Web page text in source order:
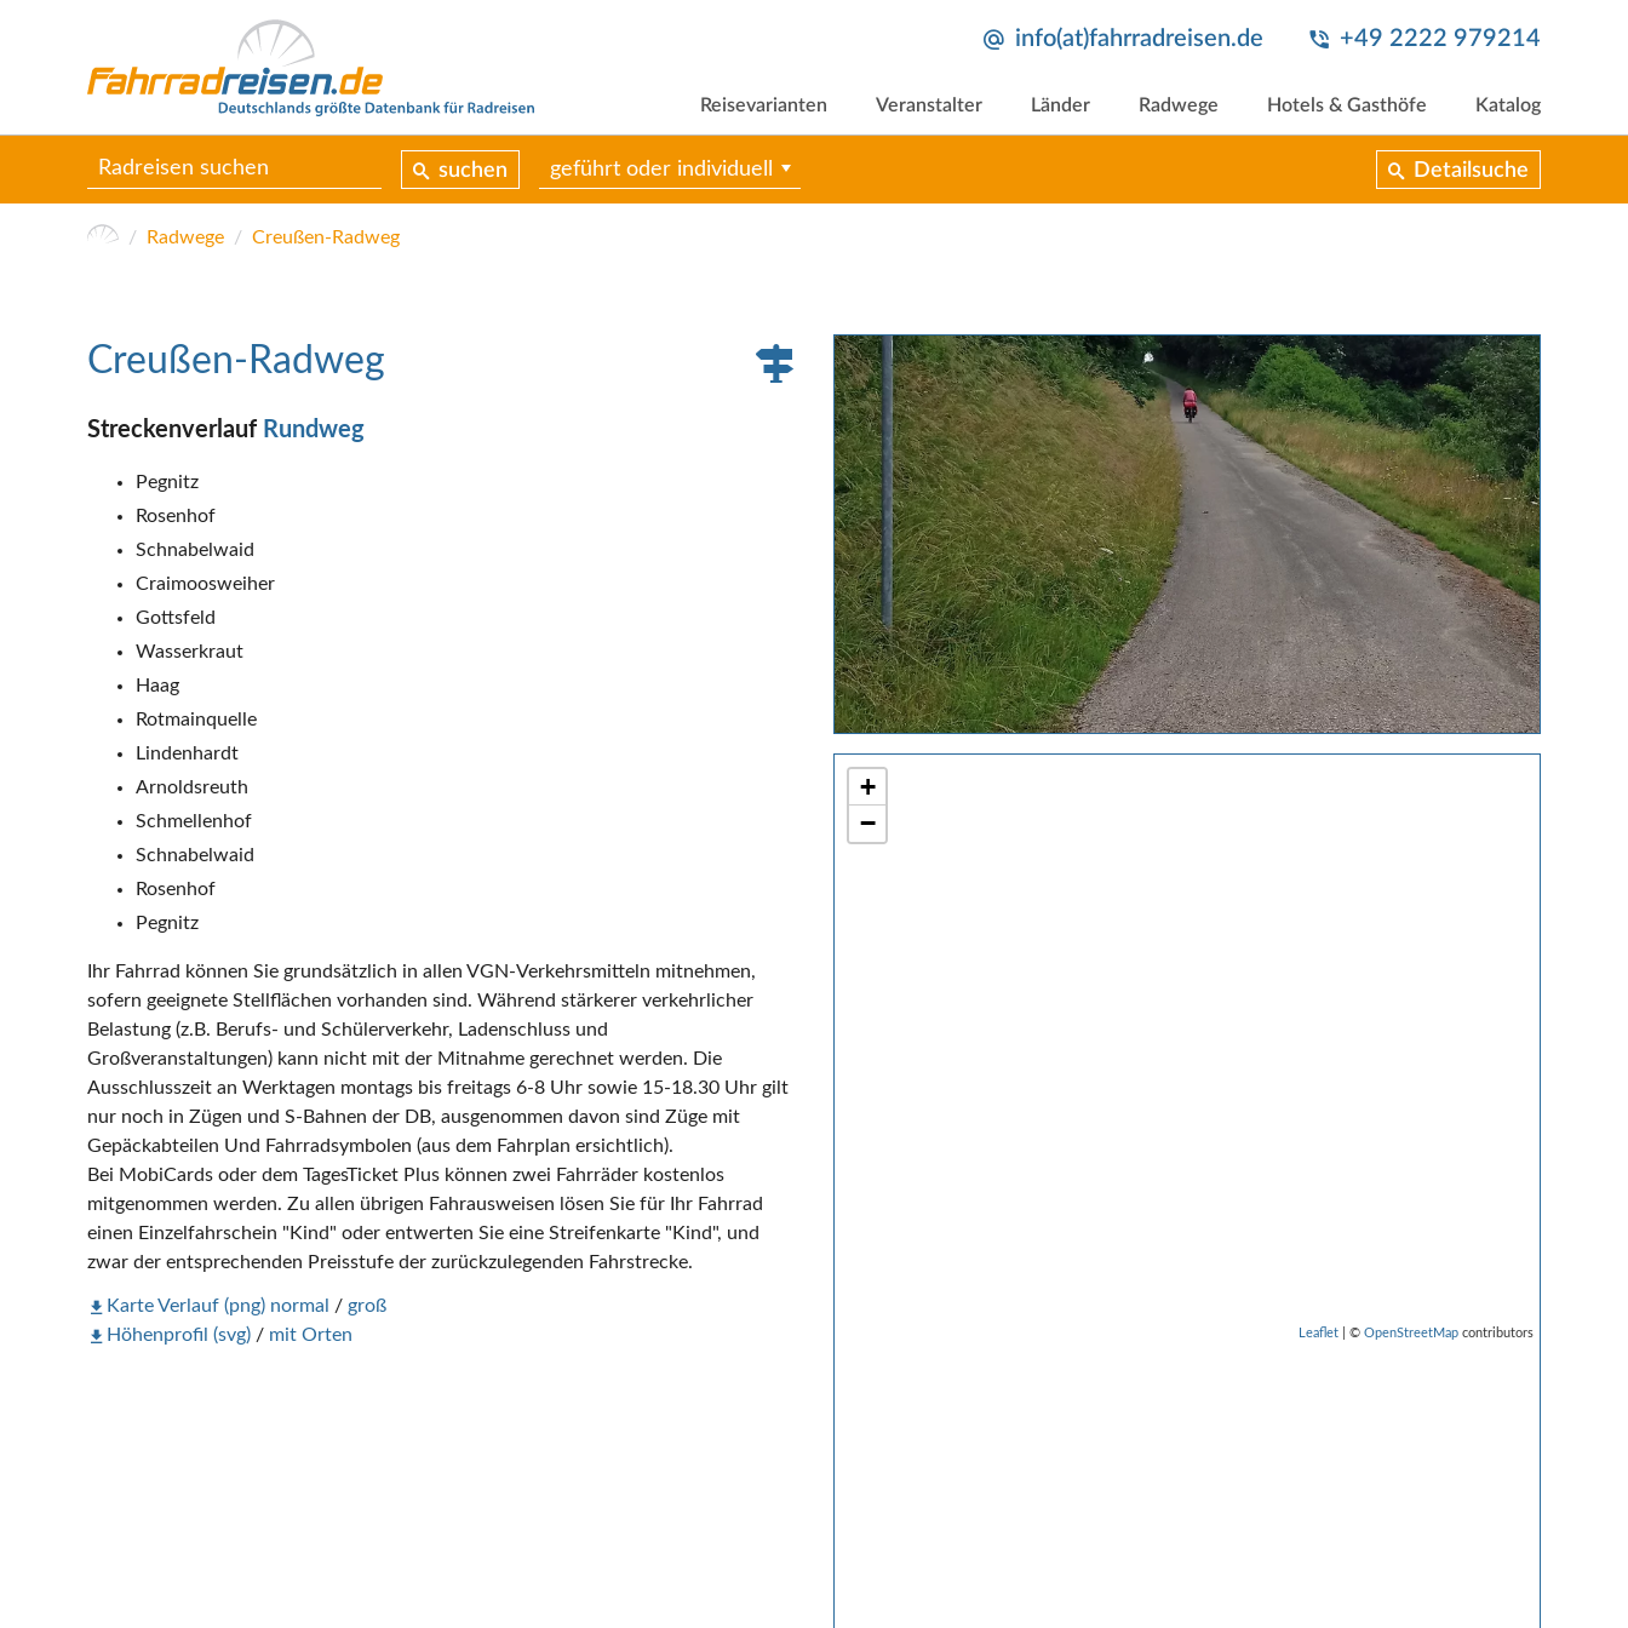
info(at)fahrradreisen.de +49 2222 979214
Reisevarianten Veranstalter Länder Radwege Hotels & Gasthöfe Katalog
suchen geführt oder individuell Detailsuche
Radwege Creußen-Radweg
+
−
Leaflet | © OpenStreetMap contributors
Creußen-Radweg
Streckenverlauf Rundweg
Pegnitz
Rosenhof
Schnabelwaid
Craimoosweiher
Gottsfeld
Wasserkraut
Haag
Rotmainquelle
Lindenhardt
Arnoldsreuth
Schmellenhof
Schnabelwaid
Rosenhof
Pegnitz
Ihr Fahrrad können Sie grundsätzlich in allen VGN-Verkehrsmitteln mitnehmen,
sofern geeignete Stellflächen vorhanden sind. Während stärkerer verkehrlicher
Belastung (z.B. Berufs- und Schülerverkehr, Ladenschluss und
Großveranstaltungen) kann nicht mit der Mitnahme gerechnet werden. Die
Ausschlusszeit an Werktagen montags bis freitags 6-8 Uhr sowie 15-18.30 Uhr gilt
nur noch in Zügen und S-Bahnen der DB, ausgenommen davon sind Züge mit
Gepäckabteilen Und Fahrradsymbolen (aus dem Fahrplan ersichtlich).
Bei MobiCards oder dem TagesTicket Plus können zwei Fahrräder kostenlos
mitgenommen werden. Zu allen übrigen Fahrausweisen lösen Sie für Ihr Fahrrad
einen Einzelfahrschein "Kind" oder entwerten Sie eine Streifenkarte "Kind", und
zwar der entsprechenden Preisstufe der zurückzulegenden Fahrstrecke.
Karte Verlauf (png) normal / groß
Höhenprofil (svg) / mit Orten